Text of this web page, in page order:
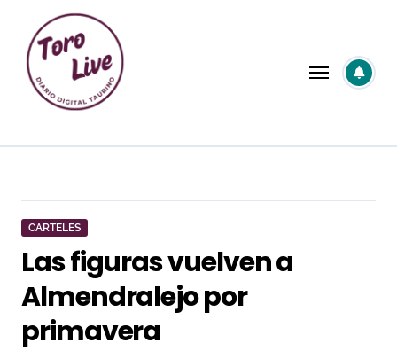
contenido
CARTELES
Las figuras vuelven a
Almendralejo por
primavera